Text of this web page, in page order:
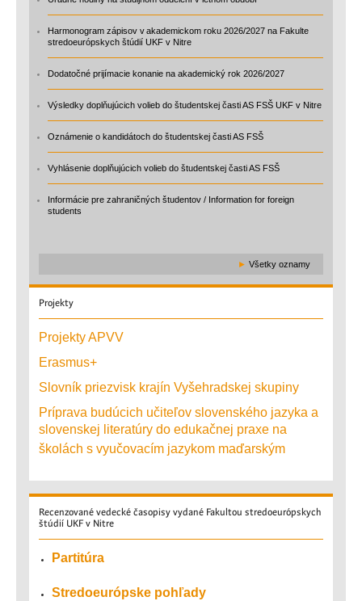
Harmonogram zápisov v akademickom roku 2026/2027 na Fakulte
stredoeurópskych štúdií UKF v Nitre
Dodatočné prijímacie konanie na akademický rok 2026/2027
Výsledky doplňujúcich volieb do študentskej časti AS FSŠ UKF v Nitre
Oznámenie o kandidátoch do študentskej časti AS FSŠ
Vyhlásenie doplňujúcich volieb do študentskej časti AS FSŠ
Informácie pre zahraničných študentov / Information for foreign
students
► Všetky oznamy
Projekty
Projekty APVV
Erasmus+
Slovník priezvisk krajín Vyšehradskej skupiny
Príprava budúcich učiteľov slovenského jazyka a
slovenskej literatúry do edukačnej praxe na
školách s vyučovacím jazykom maďarským
Recenzované vedecké časopisy vydané Fakultou stredoeurópskych
štúdií UKF v Nitre
Partitúra
Stredoeurópske pohľady